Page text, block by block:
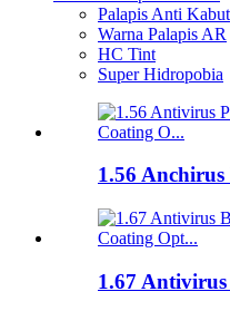
Palapis Anti Kabut
Warna Palapis AR
HC Tint
Super Hidropobia
1.56
1.67